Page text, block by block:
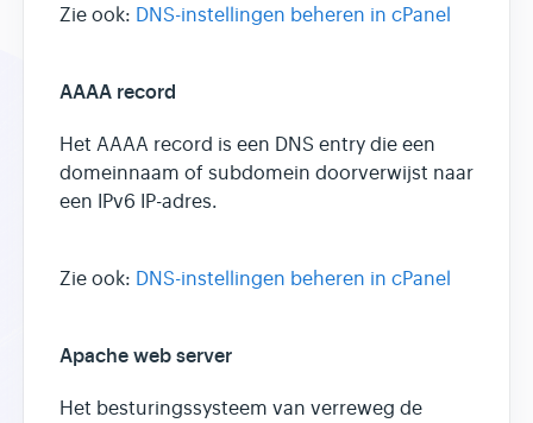
Zie ook: DNS-instellingen beheren in cPanel
AAAA record
Het AAAA record is een DNS entry die een
domeinnaam of subdomein doorverwijst naar
een IPv6 IP-adres.
Zie ook: DNS-instellingen beheren in cPanel
Apache web server
Het besturingssysteem van verreweg de